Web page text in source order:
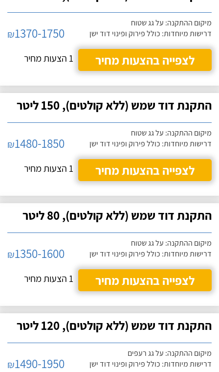
מיקום ההתקנה: על גג שטוח
דרישות מיוחדות: כולל פירוק ופינוי דוד ישן
₪1370-1750
לצפייה בהצעות מחיר
1 הצעות מחיר
התקנת דוד שמש (ללא קולטים), 150 ליטר
מיקום ההתקנה: על גג שטוח
דרישות מיוחדות: כולל פירוק ופינוי דוד ישן
₪1480-1850
לצפייה בהצעות מחיר
1 הצעות מחיר
התקנת דוד שמש (ללא קולטים), 80 ליטר
מיקום ההתקנה: על גג שטוח
דרישות מיוחדות: כולל פירוק ופינוי דוד ישן
₪1350-1600
לצפייה בהצעות מחיר
1 הצעות מחיר
התקנת דוד שמש (ללא קולטים), 120 ליטר
מיקום ההתקנה: על גג רעפים
דרישות מיוחדות: כולל פירוק ופינוי דוד ישן
₪1490-1950